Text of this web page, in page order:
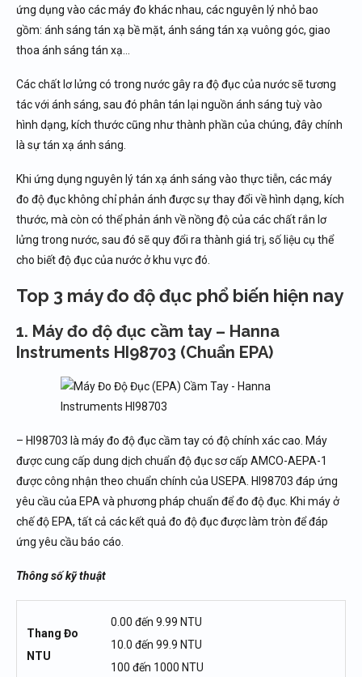
ứng dụng vào các máy đo khác nhau, các nguyên lý nhỏ bao
gồm: ánh sáng tán xạ bề mặt, ánh sáng tán xạ vuông góc, giao
thoa ánh sáng tán xạ…
Các chất lơ lửng có trong nước gây ra độ đục của nước sẽ tương
tác với ánh sáng, sau đó phân tán lại nguồn ánh sáng tuỳ vào
hình dạng, kích thước cũng như thành phần của chúng, đây chính
là sự tán xạ ánh sáng.
Khi ứng dụng nguyên lý tán xạ ánh sáng vào thực tiễn, các máy
đo độ đục không chỉ phản ánh được sự thay đổi về hình dạng, kích
thước, mà còn có thể phản ánh về nồng độ của các chất rắn lơ
lửng trong nước, sau đó sẽ quy đổi ra thành giá trị, số liệu cụ thể
cho biết độ đục của nước ở khu vực đó.
Top 3 máy đo độ đục phổ biến hiện nay
1. Máy đo độ đục cầm tay – Hanna
Instruments HI98703 (Chuẩn EPA)
– HI98703 là máy đo độ đục cầm tay có độ chính xác cao. Máy
được cung cấp dung dịch chuẩn độ đục sơ cấp AMCO-AEPA-1
được công nhận theo chuẩn chính của USEPA. HI98703 đáp ứng
yêu cầu của EPA và phương pháp chuẩn để đo độ đục. Khi máy ở
chế độ EPA, tất cả các kết quả đo độ đục được làm tròn để đáp
ứng yêu cầu báo cáo.
Thông số kỹ thuật
Thang Đo
NTU
0.00 đến 9.99 NTU
10.0 đến 99.9 NTU
100 đến 1000 NTU